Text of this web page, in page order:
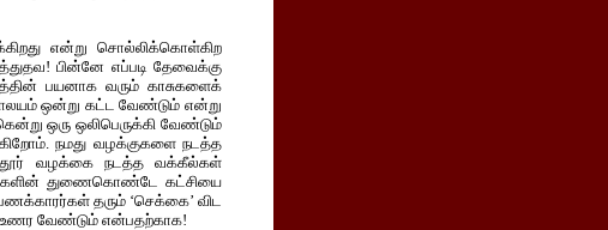
என்று சொல்லிக்கொள்கிற
பின்னே எப்படி தேவைக்கு
பயனாக வரும் காசுகளைக்
ஒன்று கட்ட வேண்டும் என்று
ஒரு ஒலிபெருக்கி வேண்டும்
நமது வழக்குகளை நடத்த
வழக்கை நடத்த வக்கீல்கள்
துணைகொண்டே கட்சியை
தரும் ‘செக்கை’ விட
உணர வேண்டும் என்பதற்காக!